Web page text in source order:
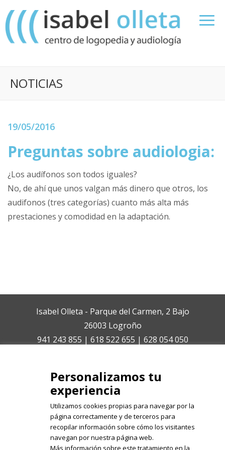
NOTICIAS
19/05/2016
Preguntas sobre audiologia:
¿Los audífonos son todos iguales?
No, de ahí que unos valgan más dinero que otros, los
audifonos (tres categorías) cuanto más alta más
prestaciones y comodidad en la adaptación.
Isabel Olleta - Parque del Carmen, 2 Bajo
26003 Logroño
941 243 855 | 618 522 655 | 628 054 050
Registrate en nuestro boletín de
noticias
Personalizamos tu
experiencia
Utilizamos cookies propias para navegar por la
página correctamente y de terceros para
recopilar información sobre cómo los visitantes
navegan por nuestra página web.
Más información sobre este tratamiento en la